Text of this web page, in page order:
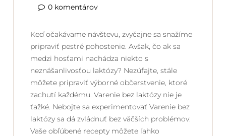
0 komentárov
Keď očakávame návštevu, zvyčajne sa snažíme
pripraviť pestré pohostenie. Avšak, čo ak sa
medzi hosťami nachádza niekto s
neznášanlivosťou laktózy? Nezúfajte, stále
môžete pripraviť výborné občerstvenie, ktoré
zachutí každému. Varenie bez laktózy nie je
ťažké. Nebojte sa experimentovať Varenie bez
laktózy sa dá zvládnuť bez väčších problémov.
Vaše obľúbené recepty môžete ľahko